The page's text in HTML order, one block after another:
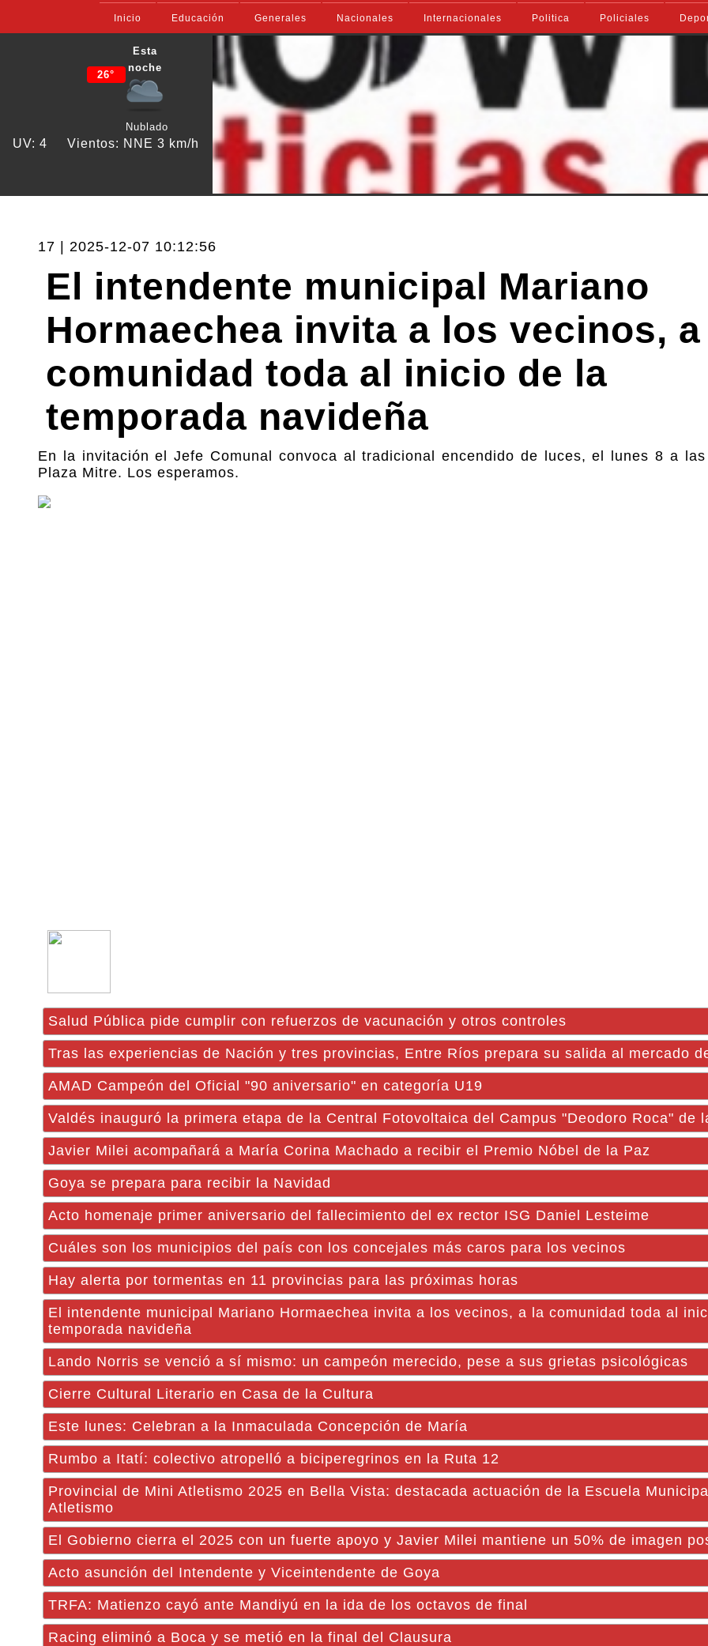
Inicio Educación Generales Nacionales Internacionales Politica Policiales
26°
Esta
noche
Nublado
UV: 4 Vientos: NNE 3 km/h
17 | 2025-12-07 10:12:56
El intendente municipal Mariano
Hormaechea invita a los vecinos,
comunidad toda al inicio de la
temporada navideña
En la invitación el Jefe Comunal convoca al tradicional encendido de luces, el lunes 8 a
Plaza Mitre. Los esperamos.
Salud Pública pide cumplir con refuerzos de vacunación y otros controles
Tras las experiencias de Nación y tres provincias, Entre Ríos prepara su salida al mercado
AMAD Campeón del Oficial "90 aniversario" en categoría U19
Valdés inauguró la primera etapa de la Central Fotovoltaica del Campus "Deodoro Roca" de
Javier Milei acompañará a María Corina Machado a recibir el Premio Nóbel de la Paz
Goya se prepara para recibir la Navidad
Acto homenaje primer aniversario del fallecimiento del ex rector ISG Daniel Lesteime
Cuáles son los municipios del país con los concejales más caros para los vecinos
​Hay alerta por tormentas en 11 provincias para las próximas horas
El intendente municipal Mariano Hormaechea invita a los vecinos, a la comunidad toda al
temporada navideña
Lando Norris se venció a sí mismo: un campeón merecido, pese a sus grietas psicológicas
Cierre Cultural Literario en Casa de la Cultura
Este lunes: Celebran a la Inmaculada Concepción de María
Rumbo a Itatí: colectivo atropelló a biciperegrinos en la Ruta 12
Provincial de Mini Atletismo 2025 en Bella Vista: destacada actuación de la Escuela
Atletismo
El Gobierno cierra el 2025 con un fuerte apoyo y Javier Milei mantiene un 50% de imagen
Acto asunción del Intendente y Viceintendente de Goya
TRFA: Matienzo cayó ante Mandiyú en la ida de los octavos de final
Racing eliminó a Boca y se metió en la final del Clausura